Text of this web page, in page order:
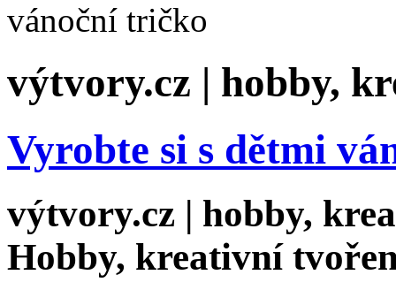
vánoční tričko
výtvory.cz | hobby,
Vyrobte si s dětmi
výtvory.cz | hobby,
Hobby, kreativní